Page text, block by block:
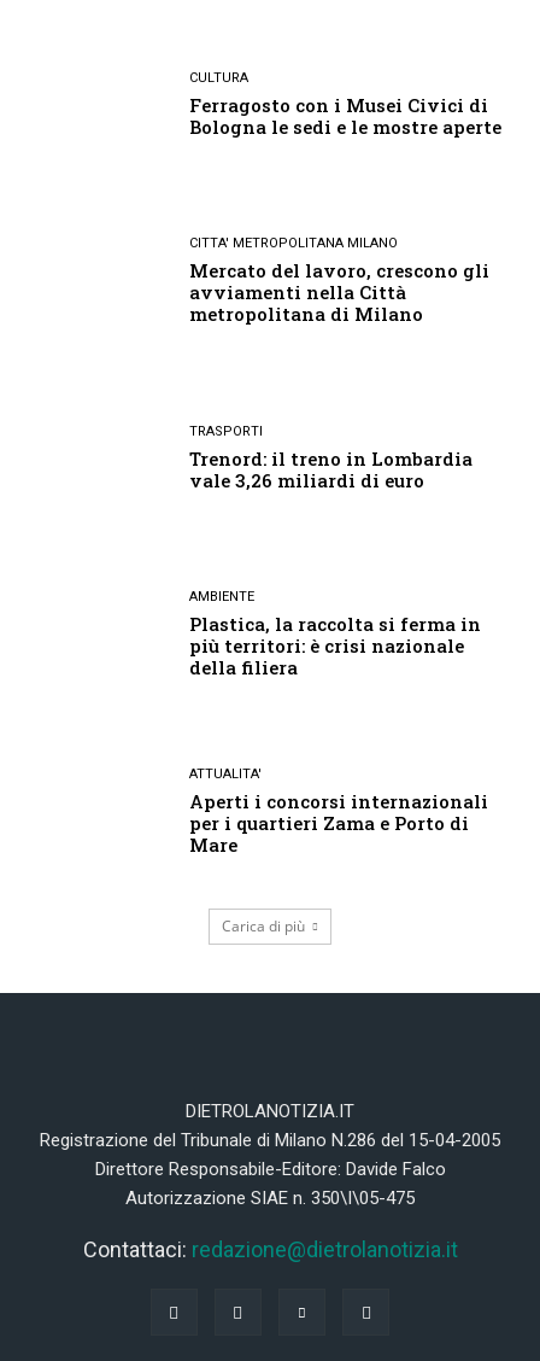
CULTURA
Ferragosto con i Musei Civici di
Bologna le sedi e le mostre aperte
CITTA' METROPOLITANA MILANO
Mercato del lavoro, crescono gli
avviamenti nella Città
metropolitana di Milano
TRASPORTI
Trenord: il treno in Lombardia
vale 3,26 miliardi di euro
AMBIENTE
Plastica, la raccolta si ferma in
più territori: è crisi nazionale
della filiera
ATTUALITA'
Aperti i concorsi internazionali
per i quartieri Zama e Porto di
Mare
Carica di più
DIETROLANOTIZIA.IT
Registrazione del Tribunale di Milano N.286 del 15-04-2005
Direttore Responsabile-Editore: Davide Falco
Autorizzazione SIAE n. 350\I\05-475
Contattaci: redazione@dietrolanotizia.it